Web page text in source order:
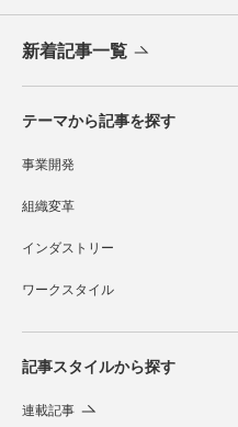
新着記事一覧
テーマから記事を探す
事業開発
組織変革
インダストリー
ワークスタイル
記事スタイルから探す
連載記事